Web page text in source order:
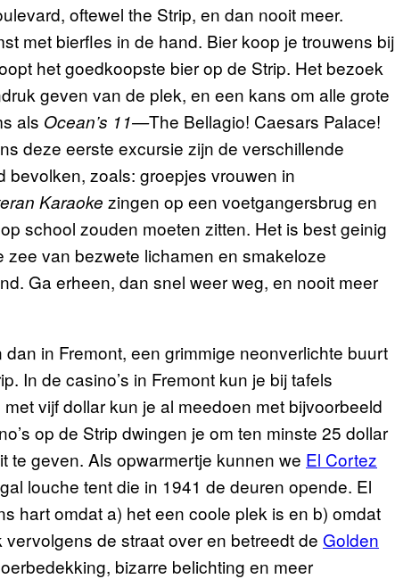
oftewel the Strip, en dan nooit meer.
met bierfles in de hand. Bier koop je trouwens bij
het goedkoopste bier op de Strip. Het bezoek
geven van de plek, en een kans om alle grote
als Ocean’s 11—The Bellagio! Caesars Palace!
deze eerste excursie zijn de verschillende
zoals: groepjes vrouwen in
Karaoke zingen op een voetgangersbrug en
school zouden moeten zitten. Het is best geinig
van bezwete lichamen en smakeloze
Ga erheen, dan snel weer weg, en nooit meer
in Fremont, een grimmige neonverlichte buurt
In de casino’s in Fremont kun je bij tafels
vijf dollar kun je al meedoen met bijvoorbeeld
op de Strip dwingen je om ten minste 25 dollar
te geven. Als opwarmertje kunnen we El Cortez
louche tent die in 1941 de deuren opende. El
hart omdat a) het een coole plek is en b) omdat
de straat over en betreedt de Golden
bizarre belichting en meer